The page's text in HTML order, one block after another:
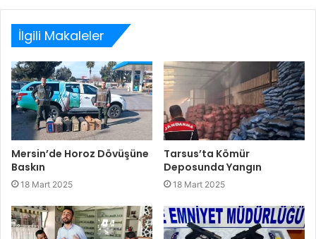
sitesi
İlgili Makaleler
Mersin’de Horoz Dövüşüne
Baskın
18 Mart 2025
Tarsus’ta Kömür
Deposunda Yangın
18 Mart 2025